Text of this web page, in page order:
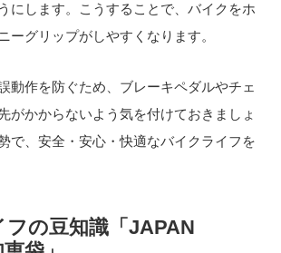
にします。こうすることで、バイクをホ
ーグリップがしやすくなります。
動作を防ぐため、ブレーキペダルやチェ
がかからないよう気を付けておきましょ
で、安全・安心・快適なバイクライフを
の豆知識「JAPAN